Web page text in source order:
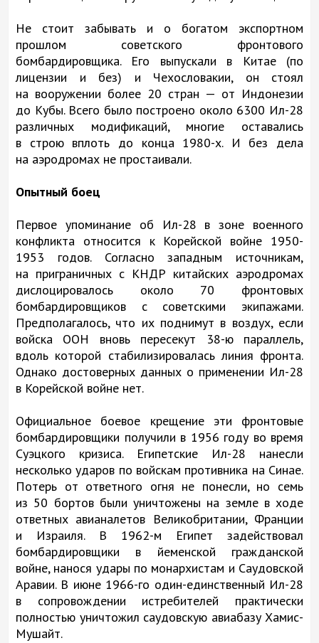
Не стоит забывать и о богатом экспортном
прошлом советского фронтового
бомбардировщика. Его выпускали в Китае (по
лицензии и без) и Чехословакии, он стоял
на вооружении более 20 стран — от Индонезии
до Кубы. Всего было построено около 6300 Ил-28
различных модификаций, многие оставались
в строю вплоть до конца 1980-х. И без дела
на аэродромах не простаивали.
Опытный боец
Первое упоминание об Ил-28 в зоне военного
конфликта относится к Корейской войне 1950-
1953 годов. Согласно западным источникам,
на приграничных с КНДР китайских аэродромах
дислоцировалось около 70 фронтовых
бомбардировщиков с советскими экипажами.
Предполагалось, что их поднимут в воздух, если
войска ООН вновь пересекут 38-ю параллель,
вдоль которой стабилизировалась линия фронта.
Однако достоверных данных о применении Ил-28
в Корейской войне нет.
Официальное боевое крещение эти фронтовые
бомбардировщики получили в 1956 году во время
Суэцкого кризиса. Египетские Ил-28 нанесли
несколько ударов по войскам противника на Синае.
Потерь от ответного огня не понесли, но семь
из 50 бортов были уничтожены на земле в ходе
ответных авианалетов Великобритании, Франции
и Израиля. В 1962-м Египет задействовал
бомбардировщики в йеменской гражданской
войне, нанося удары по монархистам и Саудовской
Аравии. В июне 1966-го один-единственный Ил-28
в сопровождении истребителей практически
полностью уничтожил саудовскую авиабазу Хамис-
Мушайт.